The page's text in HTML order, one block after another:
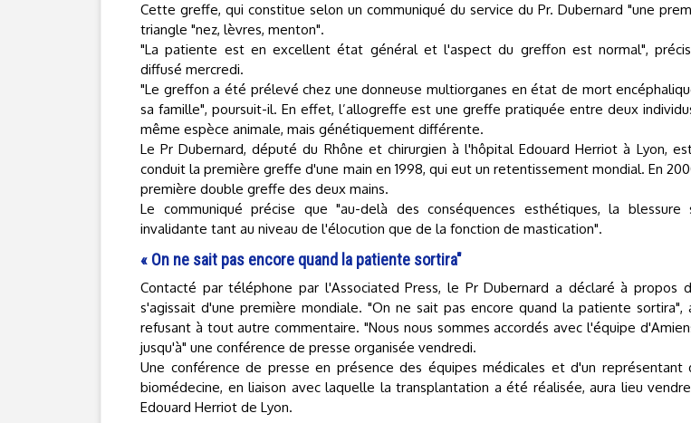
Cette greffe, qui constitue selon un communiqué du service du Pr. Dubernard "une
triangle "nez, lèvres, menton".
"La patiente est en excellent état général et l'aspect du greffon est normal",
diffusé mercredi.
"Le greffon a été prélevé chez une donneuse multiorganes en état de mort
sa famille", poursuit-il. En effet, l’allogreffe est une greffe pratiquée entre deux
même espèce animale, mais génétiquement différente.
Le Pr Dubernard, député du Rhône et chirurgien à l'hôpital Edouard Herriot à Lyon,
conduit la première greffe d'une main en 1998, qui eut un retentissement mondial. En
première double greffe des deux mains.
Le communiqué précise que "au-delà des conséquences esthétiques, la
invalidante tant au niveau de l'élocution que de la fonction de mastication".
« On ne sait pas encore quand la patiente sortira"
Contacté par téléphone par l'Associated Press, le Pr Dubernard a déclaré à propos
s'agissait d'une première mondiale. "On ne sait pas encore quand la patiente
refusant à tout autre commentaire. "Nous nous sommes accordés avec l'équipe
jusqu'à" une conférence de presse organisée vendredi.
Une conférence de presse en présence des équipes médicales et d'un
biomédecine, en liaison avec laquelle la transplantation a été réalisée, aura lieu
Edouard Herriot de Lyon.